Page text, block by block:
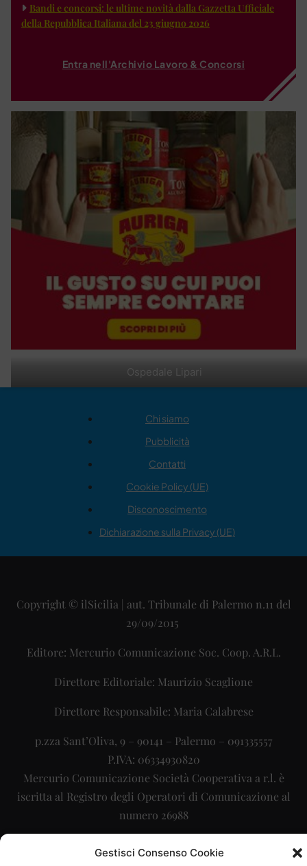
Gestisci Consenso Cookie
Ospedale Lipari
Bandi e concorsi: le ultime novità dalla Gazzetta Ufficiale
della Repubblica Italiana del 23 giugno 2026
Entra nell'Archivio Lavoro & Concorsi
Chi siamo
Pubblicità
Contatti
Cookie Policy (UE)
Disconoscimento
Dichiarazione sulla Privacy (UE)
Copyright © ilSicilia | aut. Tribunale di Palermo n.11 del
29/09/2015
Editore: Mercurio Comunicazione Soc. Coop. A.R.L.
Direttore Editoriale: Maurizio Scaglione
Direttore Responsabile: Maria Calabrese
p.zza Sant’Oliva, 9 – 90141 – Palermo – 091335557
P.IVA: 06334930820
Mercurio Comunicazione Società Cooperativa a r.l. è
iscritta al Registro degli Operatori di Comunicazione al
numero 26988